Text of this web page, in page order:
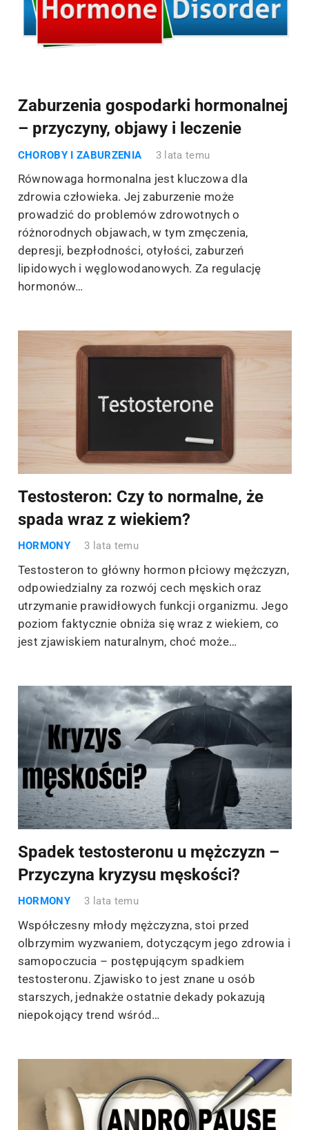
Zaburzenia gospodarki hormonalnej
– przyczyny, objawy i leczenie
CHOROBY I ZABURZENIA 3 lata temu
Równowaga hormonalna jest kluczowa dla
zdrowia człowieka. Jej zaburzenie może
prowadzić do problemów zdrowotnych o
różnorodnych objawach, w tym zmęczenia,
depresji, bezpłodności, otyłości, zaburzeń
lipidowych i węglowodanowych. Za regulację
hormonów…
Testosteron: Czy to normalne, że
spada wraz z wiekiem?
HORMONY 3 lata temu
Testosteron to główny hormon płciowy mężczyzn,
odpowiedzialny za rozwój cech męskich oraz
utrzymanie prawidłowych funkcji organizmu. Jego
poziom faktycznie obniża się wraz z wiekiem, co
jest zjawiskiem naturalnym, choć może…
Spadek testosteronu u mężczyzn –
Przyczyna kryzysu męskości?
HORMONY 3 lata temu
Współczesny młody mężczyzna, stoi przed
olbrzymim wyzwaniem, dotyczącym jego zdrowia i
samopoczucia – postępującym spadkiem
testosteronu. Zjawisko to jest znane u osób
starszych, jednakże ostatnie dekady pokazują
niepokojący trend wśród…